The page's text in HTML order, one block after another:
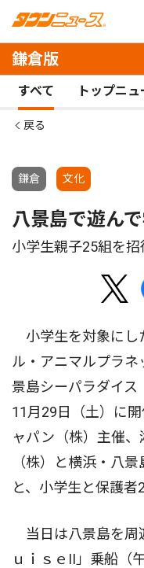
鎌倉版
すべて トップニュ
戻る
鎌倉 文化
八景島で遊ん
小学生親子25組を招
小学生を対象にし
ル・アニマルプラ
景島シーパラダイス
11月29日（土）に
ャパン（株）主催
（株）と横浜・八
と、小学生と保護者
当日は八景島を周
ｕｉｓｅII」乗船（